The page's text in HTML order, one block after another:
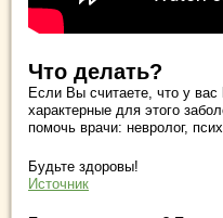
Что делать?
Если Вы считаете, что у вас
характерные для этого
помочь врачи: невролог,
Будьте здоровы!
Источник